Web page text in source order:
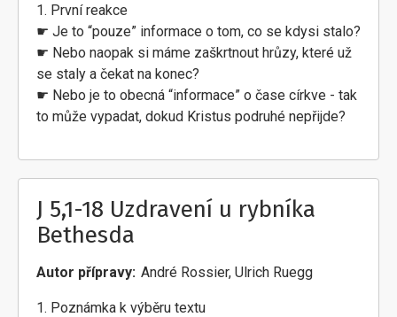
1. První reakce
☛ Je to “pouze” informace o tom, co se kdysi stalo?
☛ Nebo naopak si máme zaškrtnout hrůzy, které už
se staly a čekat na konec?
☛ Nebo je to obecná “informace” o čase církve - tak
to může vypadat, dokud Kristus podruhé nepřijde?
J 5,1-18 Uzdravení u rybníka
Bethesda
Autor přípravy André Rossier, Ulrich Ruegg
1. Poznámka k výběru textu